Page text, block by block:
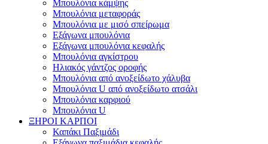
Μπουλόνια κάμψης
Μπουλόνια μεταφοράς
Μπουλόνια με μισό σπείρωμα
Εξάγωνα μπουλόνια
Εξάγωνα μπουλόνια κεφαλής
Μπουλόνια αγκίστρου
Ηλιακός γάντζος οροφής
Μπουλόνια από ανοξείδωτο χάλυβα
Μπουλόνια U από ανοξείδωτο ατσάλι
Μπουλόνια καρφιού
Μπουλόνια U
ΞΗΡΟΙ ΚΑΡΠΟΙ
Καπάκι Παξιμάδι